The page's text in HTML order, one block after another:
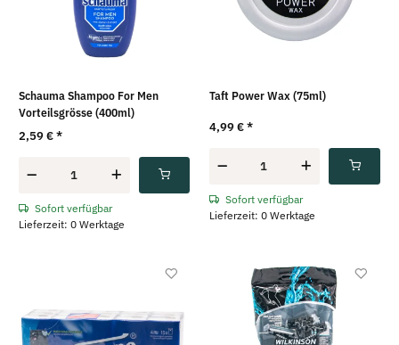
Schauma Shampoo For Men
Vorteilsgrösse (400ml)
2,59 €*
Sofort verfügbar
Lieferzeit: 0 Werktage
Taft Power Wax (75ml)
4,99 €*
Sofort verfügbar
Lieferzeit: 0 Werktage